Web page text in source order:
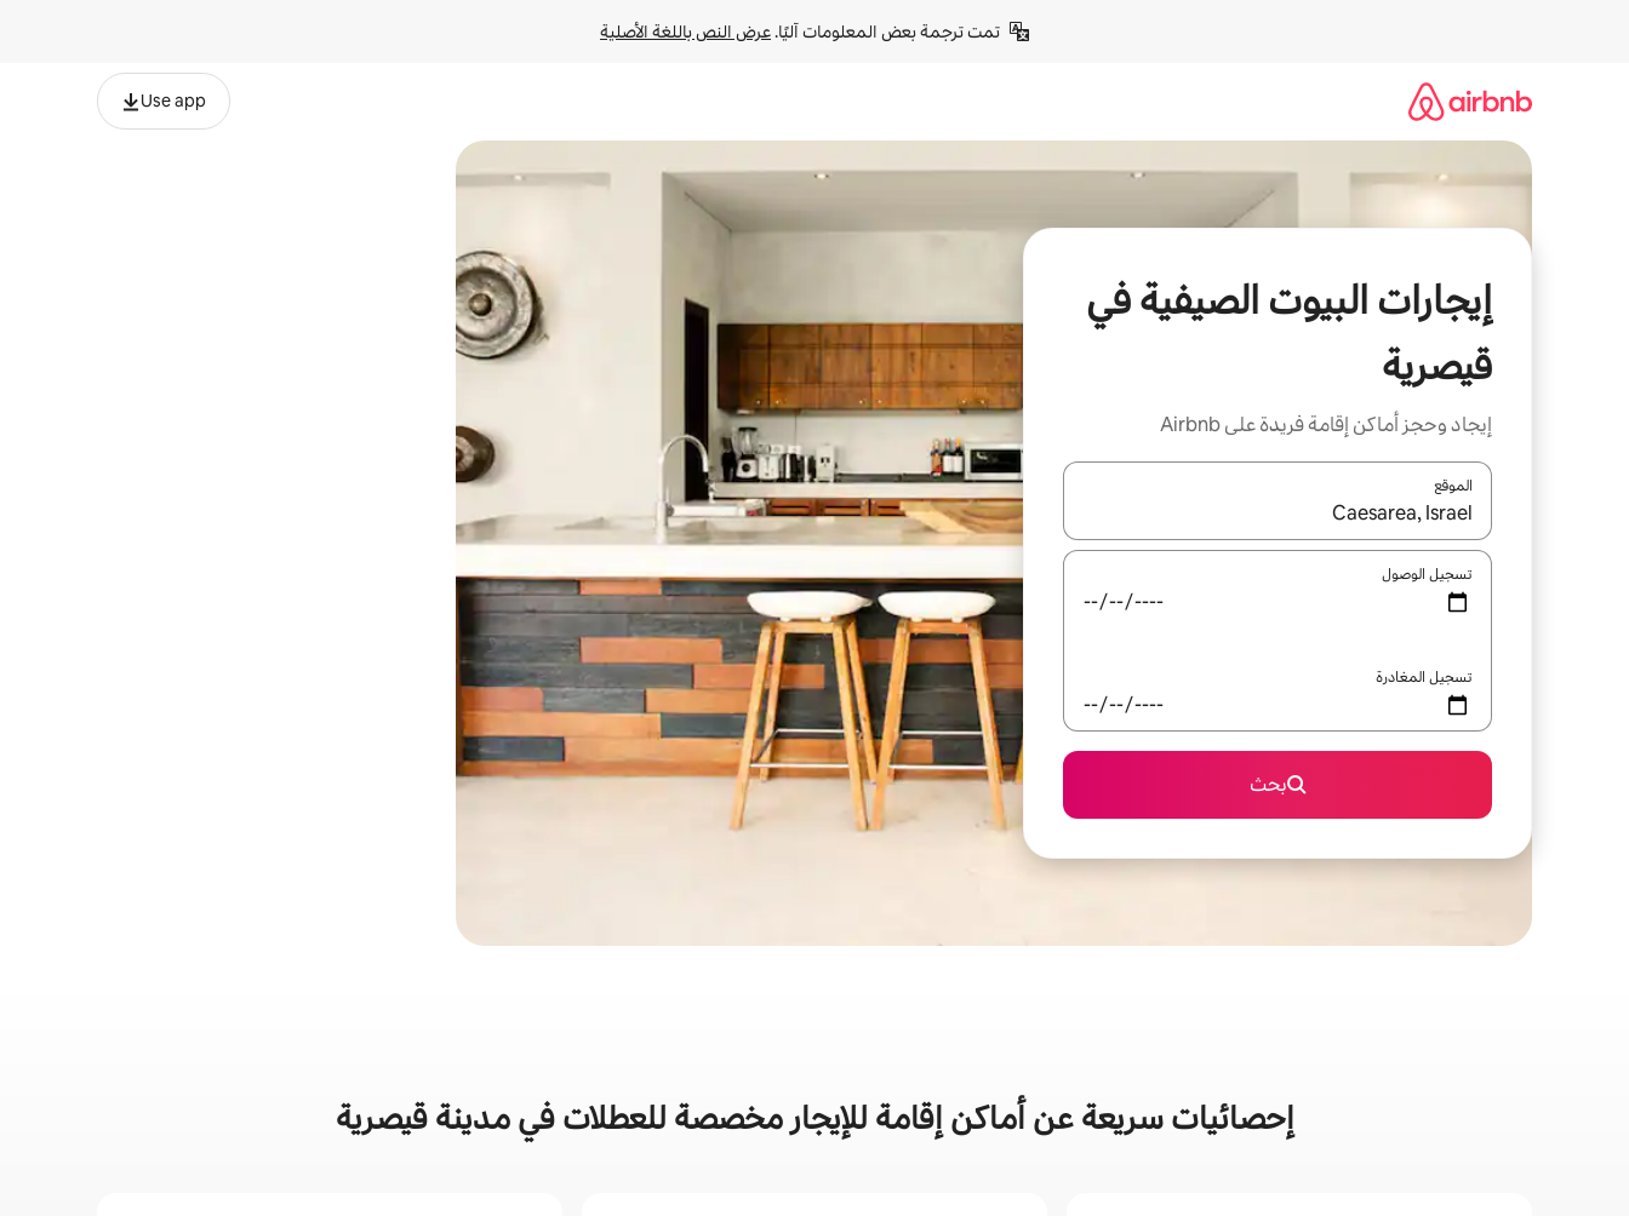
تمت ترجمة بعض المعلومات آليًا. عرض النص باللغة الأصلية
Use app
إيجارات البيوت الصيفية في
قيصرية
إيجاد وحجز أماكن إقامة فريدة على Airbnb
الموقع
عند توفر النتائج، انتقل باستخدام السهمين لأعلى ولأسفل أو استكشف عن طريق اللمس أو السحب.
تسجيل الوصول
تسجيل المغادرة
بحث
إحصائيات سريعة عن أماكن إقامة للإيجار مخصصة للعطلات في مدينة قيصرية